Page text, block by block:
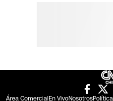
Área ComercialEn VivoNosotros